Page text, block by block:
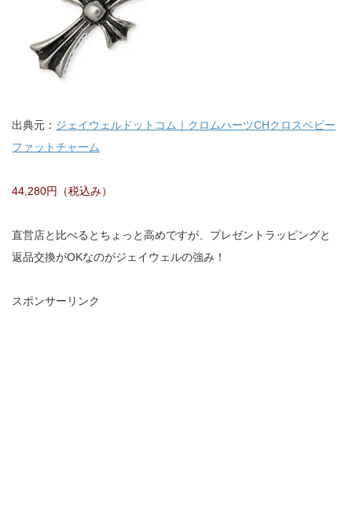
出典元： ジェイウェルドットコム｜クロムハーツCHクロスベビー
ファットチャーム
44,280円（税込み）
直営店と比べるとちょっと高めですが、プレゼントラッピングと
返品交換がOKなのがジェイウェルの強み！
スポンサーリンク